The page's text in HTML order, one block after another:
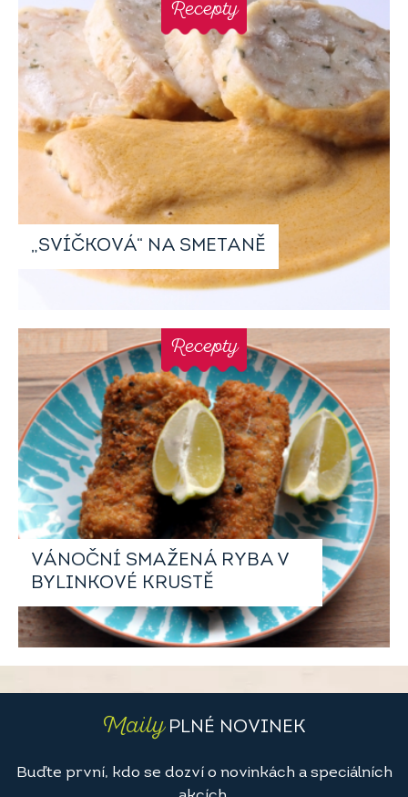
„SVÍČKOVÁ“ NA SMETANĚ
Recepty
VÁNOČNÍ SMAŽENÁ RYBA V
BYLINKOVÉ KRUSTĚ
Recepty
MailyPLNÉ NOVINEK
Buďte první, kdo se dozví o novinkách a speciálních